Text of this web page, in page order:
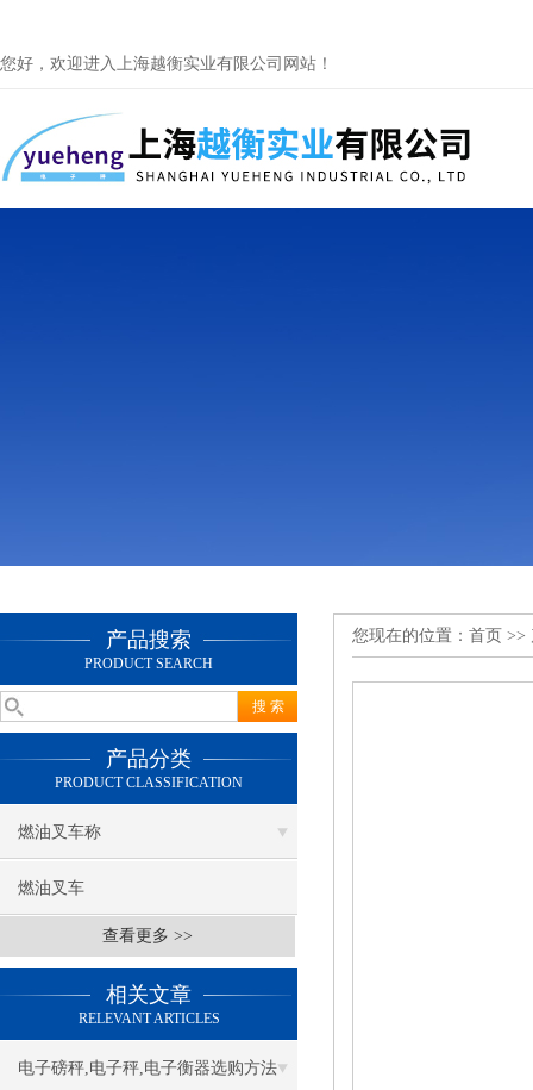
您好，欢迎进入上海越衡实业有限公司网站！
产品搜索
PRODUCT SEARCH
产品分类
PRODUCT CLASSIFICATION
燃油叉车称
燃油叉车
查看更多 >>
相关文章
RELEVANT ARTICLES
电子磅秤,电子秤,电子衡器选购方法
您现在的位置： 首页 >>